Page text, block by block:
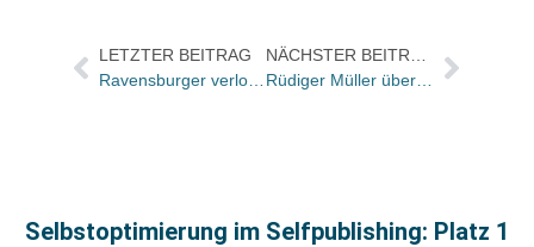
LETZTER BEITRAG
Ravensburger verlost Autorenlesungen für bundesweiten Vorlesetag
Selbstoptimierung im Selfpublishing: Platz 1